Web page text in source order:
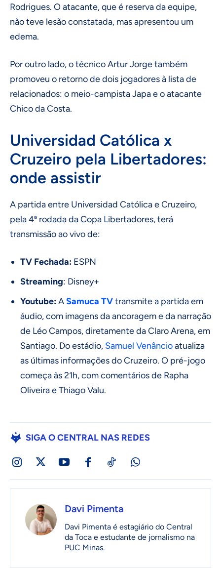
Rodrigues. O atacante, que é reserva da equipe,
não teve lesão constatada, mas apresentou um
edema.
Por outro lado, o técnico Artur Jorge também
promoveu o retorno de dois jogadores à lista de
relacionados: o meio-campista Japa e o atacante
Chico da Costa.
Universidad Católica x
Cruzeiro pela Libertadores:
onde assistir
A partida entre Universidad Católica e Cruzeiro,
pela 4ª rodada da Copa Libertadores, terá
transmissão ao vivo de:
TV Fechada: ESPN
Streaming: Disney+
Youtube:ASamuca TVtransmite a partida em
áudio, com imagens da ancoragem e da narração
de Léo Campos, diretamente da Claro Arena, em
Santiago. Do estádio, Samuel Venâncioatualiza
as últimas informações do Cruzeiro. O pré-jogo
começa às 21h, com comentários de Rapha
Oliveira e Thiago Valu.
SIGA O CENTRAL NAS REDES
Davi Pimenta
Davi Pimenta é estagiário do Central
da Toca e estudante de jornalismo na
PUC Minas.